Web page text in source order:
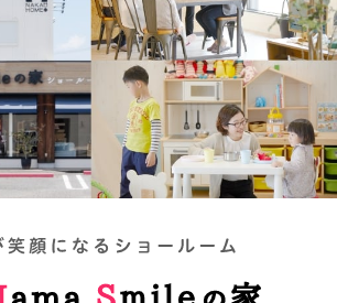
イン 会員登録
販売物件情報 イベント情報
CONTENTS